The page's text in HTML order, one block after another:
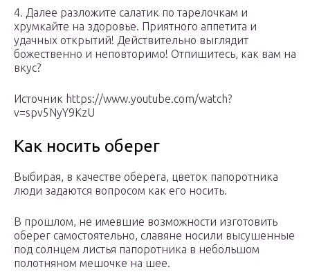
4. Далее разложите салатик по тарелочкам и
хрумкайте на здоровье. Приятного аппетита и
удачных открытий! Действительно выглядит
божественно и неповторимо! Отпишитесь, как вам на
вкус?
Источник https://www.youtube.com/watch?
v=spv5NyY9KzU
Как носить оберег
Выбирая, в качестве оберега, цветок папоротника
люди задаются вопросом как его носить.
В прошлом, не имевшие возможности изготовить
оберег самостоятельно, славяне носили высушенные
под солнцем листья папоротника в небольшом
полотняном мешочке на шее.